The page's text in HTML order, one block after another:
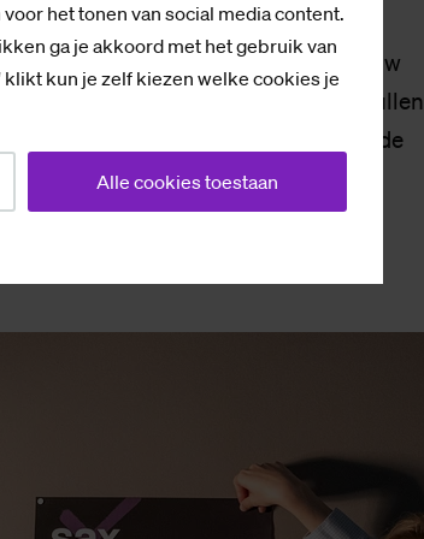
het tonen van social media content.
ga je akkoord met het gebruik van
kun je zelf kiezen welke cookies je
Alle cookies toestaan
nog niet helemaal: tijdens SaxNow
LinkedIn-foto laten maken, smullen
quiz ter afsluiting, met schitterende
met alle tijden vind je hieronder.